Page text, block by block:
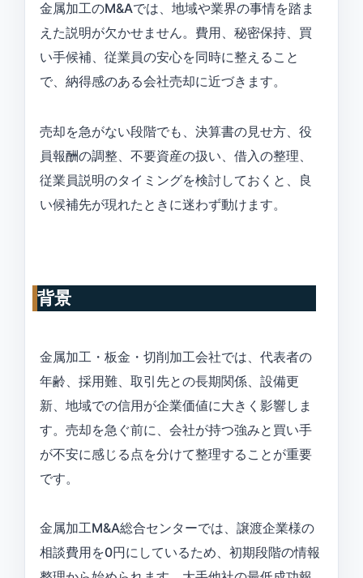
金属加工のM&Aでは、地域や業界の事情を踏ま
えた説明が欠かせません。費用、秘密保持、買
い手候補、従業員の安心を同時に整えること
で、納得感のある会社売却に近づきます。
売却を急がない段階でも、決算書の見せ方、役
員報酬の調整、不要資産の扱い、借入の整理、
従業員説明のタイミングを検討しておくと、良
い候補先が現れたときに迷わず動けます。
背景
金属加工・板金・切削加工会社では、代表者の
年齢、採用難、取引先との長期関係、設備更
新、地域での信用が企業価値に大きく影響しま
す。売却を急ぐ前に、会社が持つ強みと買い手
が不安に感じる点を分けて整理することが重要
です。
金属加工M&A総合センターでは、譲渡企業様の
相談費用を0円にしているため、初期段階の情報